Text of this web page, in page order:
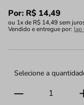
Por: R$ 14,49
ou 1x de R$ 14,49sem
Vendido e entregue por: Iap